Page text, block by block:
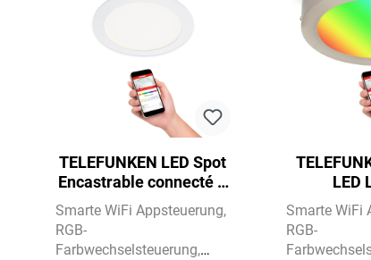
TELEFUNKEN LED Spot
Encastrable connecté Ø
17 cm 1x 12W 1200lm
blanc
Smarte WiFi Appsteuerung
RGB-
Farbwechselsteuerung
LED
18 W,
Smarte WiFi
RGB-